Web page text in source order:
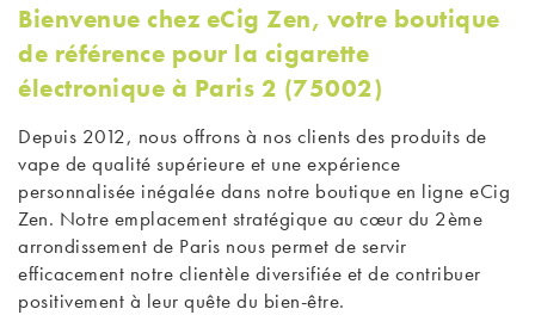
Bienvenue chez eCig Zen, votre boutique
de référence pour la cigarette
électronique à Paris 2 (75002)
Depuis 2012, nous offrons à nos clients des produits de
vape de qualité supérieure et une expérience
personnalisée inégalée dans notre boutique en ligne eCig
Zen. Notre emplacement stratégique au cœur du 2ème
arrondissement de Paris nous permet de servir
efficacement notre clientèle diversifiée et de contribuer
positivement à leur quête du bien-être.